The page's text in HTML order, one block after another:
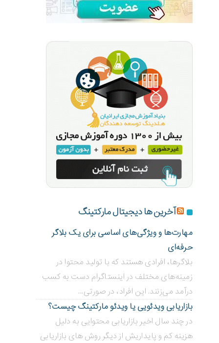
آخرین ها دیجیتال مارکتینگ
مهارت‌ها و ویژگی‌های اساسی برای یک بلاگر
حرفه‌ای
بلاگر‌ها، افرادی هستند که با تولید محتوا در
زمینه‌های مختلف در اینستاگرام دست به کسب
درآمد می‌زنند. این افراد، در صورتی...
بازاریابی ویدئویی ‌یا ویدئو مارکتینگ چیست؟
در چند سال اخیر بازاریابی محتوایی به دلیل
هزینه کم و پایداریش از دیگر روش های بازاریابی